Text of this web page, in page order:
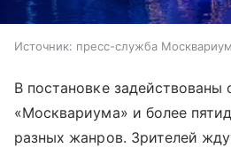
Источник: пресс-служба
В постановке задействованы
«Москвариума» и более
разных жанров. Зрителей